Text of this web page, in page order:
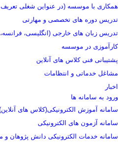
همکاری با موسسه (در عنواین شغلی
تدریس دوره های تخصصی و مهارتی
تدریس زبان های خارجی (انگلیسی، فرانسه،
کارآموزی در موسسه
پشتیبانی فنی کلاس های آنلاین
مشاغل خدماتی و انتظامات
اخبار
ورود به سامانه ها
سامانه آموزش الکترونیکی(کلاس های
سامانه آزمون های الکترونیکی
سامانه خدمات الکترونیکی دانش پژوهان و